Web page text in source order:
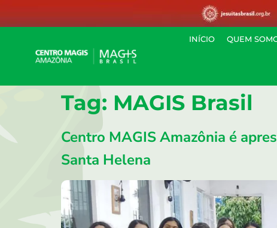
INÍCIO QUEM
Tag: MAGIS Brasil
Centro MAGIS Amazônia é
Santa Helena